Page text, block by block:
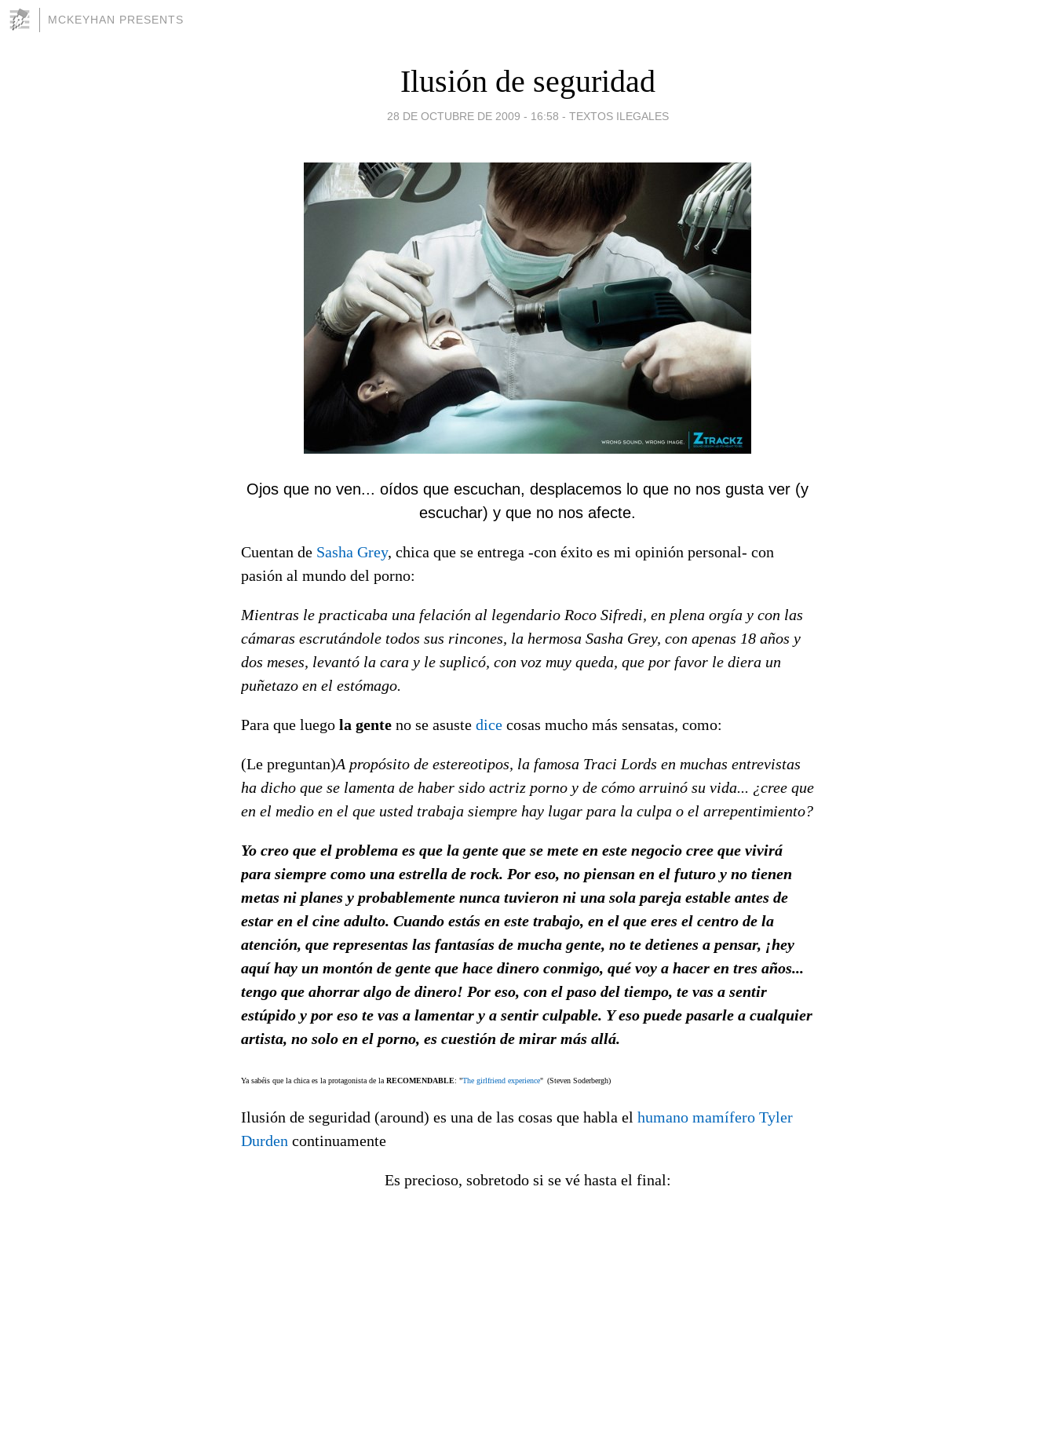
MCKEYHAN PRESENTS
Ilusión de seguridad
28 DE OCTUBRE DE 2009 - 16:58 - TEXTOS ILEGALES
Ojos que no ven... oídos que escuchan, desplacemos lo que no nos gusta ver (y
escuchar) y que no nos afecte.
Cuentan de Sasha Grey, chica que se entrega -con éxito es mi opinión personal- con
pasión al mundo del porno:
Mientras le practicaba una felación al legendario Roco Sifredi, en plena orgía y con las
cámaras escrutándole todos sus rincones, la hermosa Sasha Grey, con apenas 18 años y
dos meses, levantó la cara y le suplicó, con voz muy queda, que por favor le diera un
puñetazo en el estómago.
Para que luego la gente no se asuste dice cosas mucho más sensatas, como:
(Le preguntan)A propósito de estereotipos, la famosa Traci Lords en muchas entrevistas
ha dicho que se lamenta de haber sido actriz porno y de cómo arruinó su vida... ¿cree que
en el medio en el que usted trabaja siempre hay lugar para la culpa o el arrepentimiento?
Yo creo que el problema es que la gente que se mete en este negocio cree que vivirá
para siempre como una estrella de rock. Por eso, no piensan en el futuro y no tienen
metas ni planes y probablemente nunca tuvieron ni una sola pareja estable antes de
estar en el cine adulto. Cuando estás en este trabajo, en el que eres el centro de la
atención, que representas las fantasías de mucha gente, no te detienes a pensar, ¡hey
aquí hay un montón de gente que hace dinero conmigo, qué voy a hacer en tres años...
tengo que ahorrar algo de dinero! Por eso, con el paso del tiempo, te vas a sentir
estúpido y por eso te vas a lamentar y a sentir culpable. Y eso puede pasarle a cualquier
artista, no solo en el porno, es cuestión de mirar más allá.
Ya sabéis que la chica es la protagonista de la RECOMENDABLE: "The girlfriend experience" (Steven Soderbergh)
Ilusión de seguridad (around) es una de las cosas que habla el humano mamífero Tyler
Durden continuamente
Es precioso, sobretodo si se vé hasta el final: